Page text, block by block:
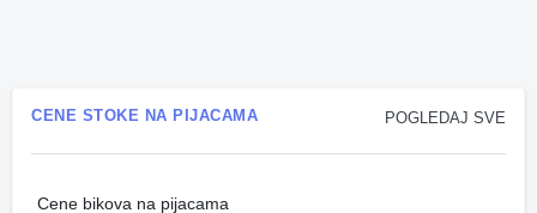
POGLEDAJ SVE
CENE STOKE NA PIJACAMA
Cene bikova na pijacama